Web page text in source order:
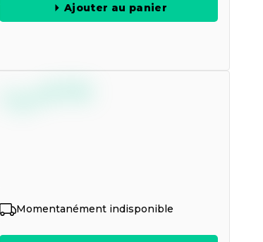
Ajouter au panier
Momentanément indisponible